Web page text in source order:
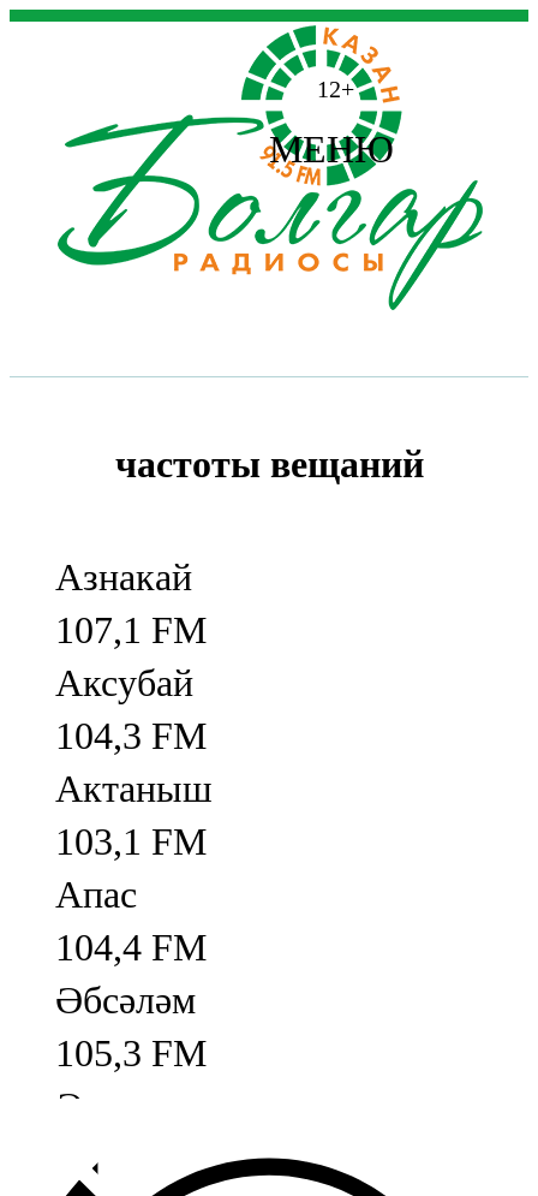
12+
МЕНЮ
частоты вещаний
Азнакай
107,1 FM
Аксубай
104,3 FM
Актаныш
103,1 FM
Апас
104,4 FM
Әбсәләм
105,3 FM
Әлмәт
92,9 FM